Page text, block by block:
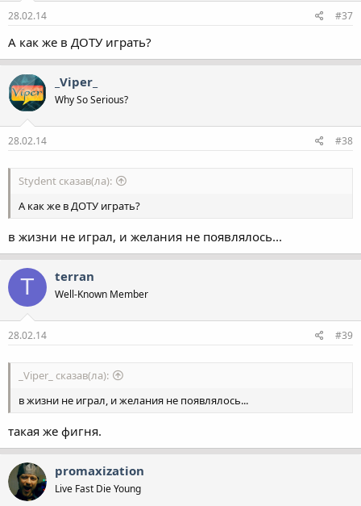
28.02.14 #37
А как же в ДОТУ играть?
_Viper_
Why So Serious?
28.02.14 #38
Stydent сказав(ла):
А как же в ДОТУ играть?
в жизни не играл, и желания не появлялось...
T terran
Well-Known Member
28.02.14 #39
_Viper_ сказав(ла):
в жизни не играл, и желания не появлялось...
такая же фигня.
promaxization
Live Fast Die Young